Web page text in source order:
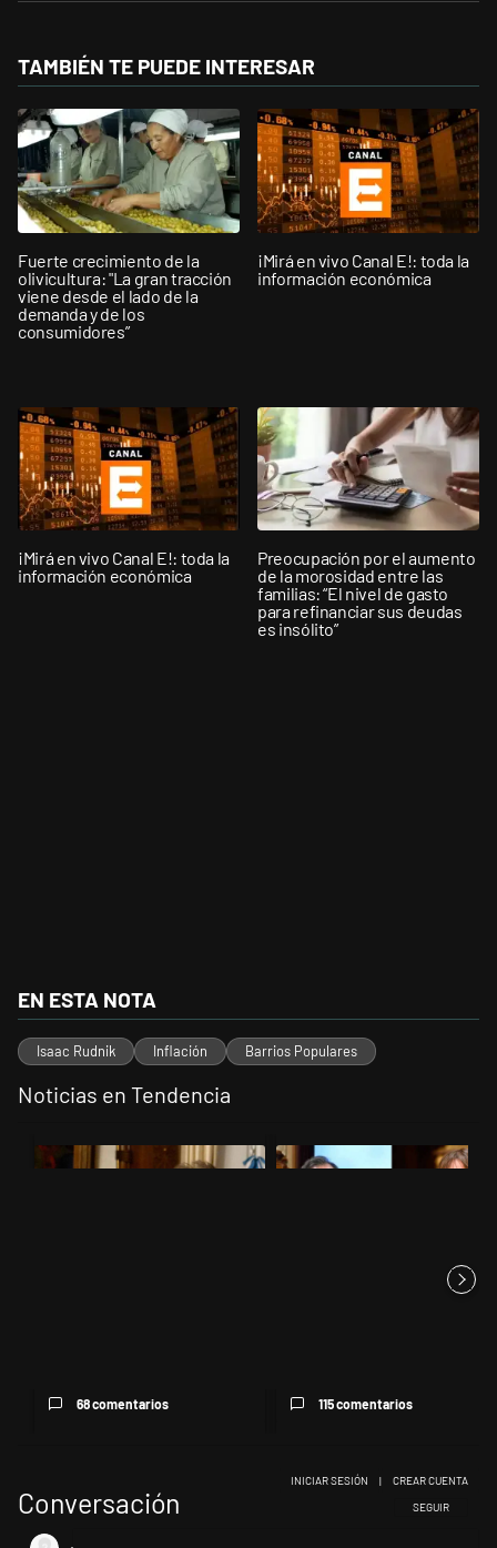
TAMBIÉN TE PUEDE INTERESAR
Fuerte crecimiento de la
olivicultura: "La gran tracción
viene desde el lado de la
demanda y de los
consumidores”
¡Mirá en vivo Canal E!: toda la
información económica
¡Mirá en vivo Canal E!: toda la
información económica
Preocupación por el aumento
de la morosidad entre las
familias: “El nivel de gasto
para refinanciar sus deudas
es insólito”
EN ESTA NOTA
Isaac Rudnik Inflación Barrios Populares
Noticias en Tendencia
Un artículo de tendencia con el título "Encuesta: Patricia Bullrich
68 comentarios
Un artículo de tendencia con el
115 comentarios
Conversación SIGA ESTA
SEGUIR
INICIAR SESIÓN | CREAR CUENTA